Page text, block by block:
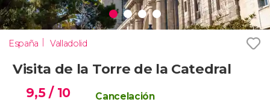
España Valladolid
Visita de la Torre de la Catedral
9,5/ 10
Cancelación